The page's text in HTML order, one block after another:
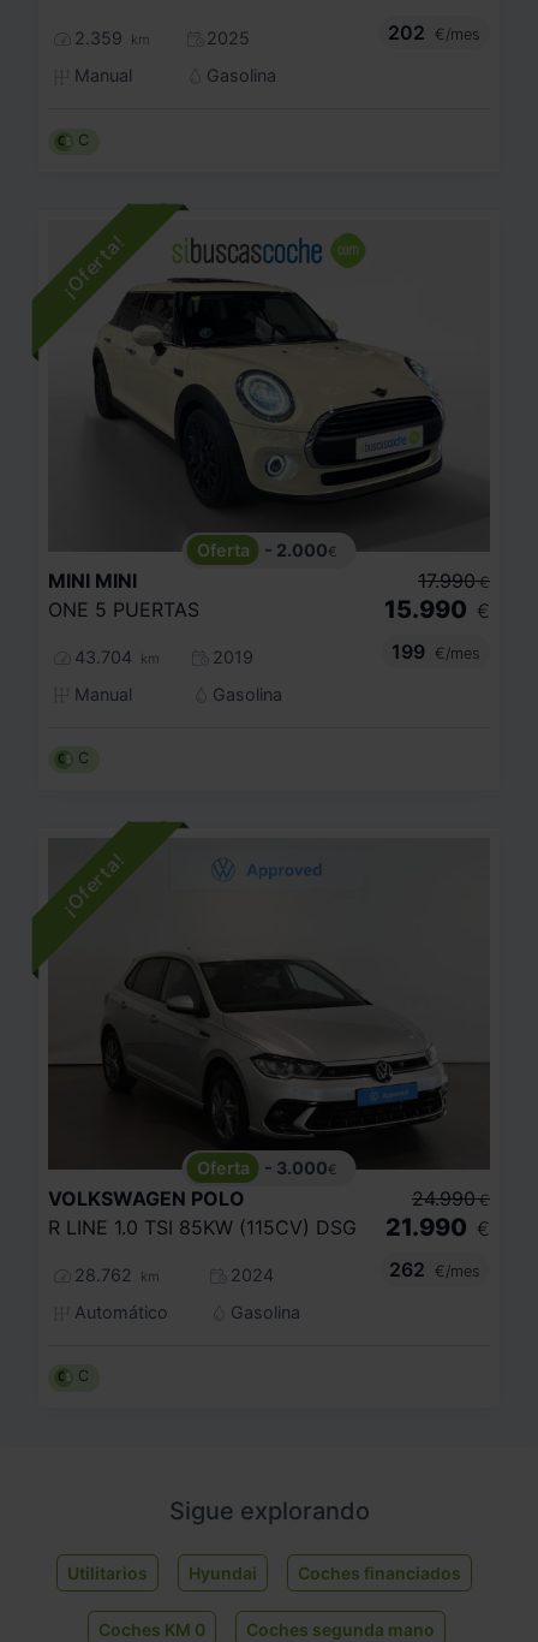
2.359 km
2025
Manual
Gasolina
202
€/mes
C
- 2.000€
MINI MINI
ONE 5 PUERTAS
43.704 km
2019
Manual
Gasolina
17.990 €
15.990 €
199
€/mes
C
- 3.000€
VOLKSWAGEN POLO
R LINE 1.0 TSI 85KW (115CV) DSG
28.762 km
2024
Automático
Gasolina
24.990 €
21.990 €
262
€/mes
C
Sigue explorando
Utilitarios Hyundai Coches financiados
Coches KM 0 Coches segunda mano